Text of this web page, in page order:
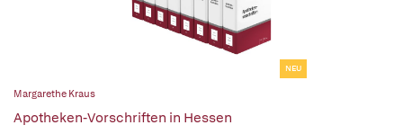
NEU
Margarethe Kraus
Apotheken-Vorschriften in Hessen